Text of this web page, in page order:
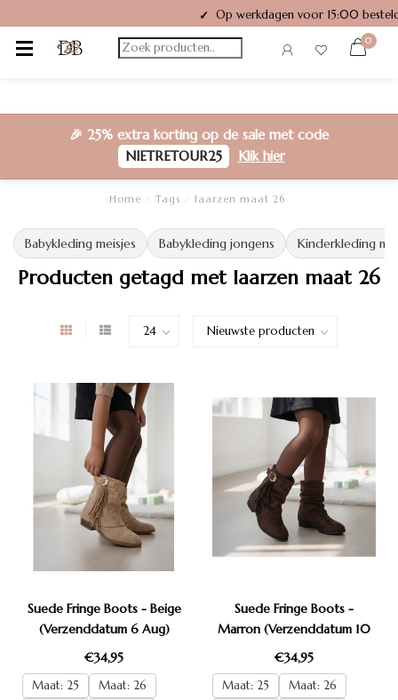
✓ Op werkdagen voor 15:00
0
🎉 25% extra korting op de sale met code
NIETRETOUR25
Klik hier
Home Tags laarzen maat 26
Babykleding meisjes Babykleding jongens Kinderkleding
Producten getagd met laarzen maat 26
Suede Fringe Boots - Beige
(Verzenddatum 6 Aug)
€34,95
Maat: 25
Maat: 26
Suede Fringe Boots -
Marron (Verzenddatum 10
Aug)
€34,95
Maat: 25
Maat: 26